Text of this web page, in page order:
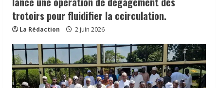
trotoirs pour fluidifier la ccirculation.
La Rédaction 2 juin 2026